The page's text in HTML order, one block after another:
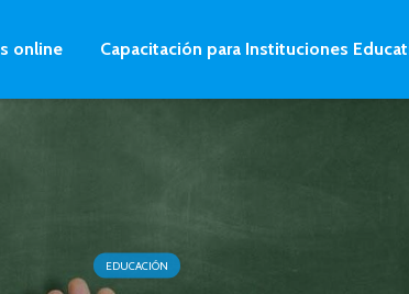
online Capacitación para Instituciones
EDUCACIÓN